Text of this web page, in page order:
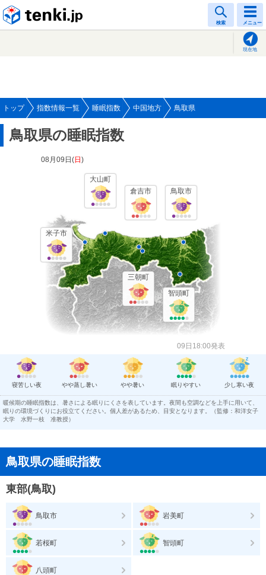
検索 メニュー
現在地
トップ 指数情報一覧 睡眠指数 中国地方 鳥取県
鳥取県の睡眠指数
08月09日(日 )
鳥取市
米子市
倉吉市
智頭町
三朝町
大山町
09日18:00発表
寝苦しい夜 やや蒸し暑い やや暑い 眠りやすい 少し寒い夜
暖候期の睡眠指数は、暑さによる眠りにくさを表しています。夜間も空調などを上手に用いて、
眠りの環境づくりにお役立てください。個人差があるため、目安となります。（監修：和洋女子
大学 水野一枝 准教授）
鳥取県の睡眠指数
東部(鳥取)
鳥取市 岩美町
若桜町 智頭町
八頭町